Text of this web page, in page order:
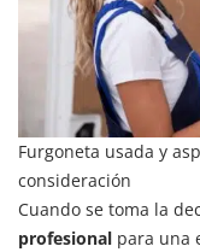
Furgoneta usada y
consideración
Cuando se toma la
profesional para una